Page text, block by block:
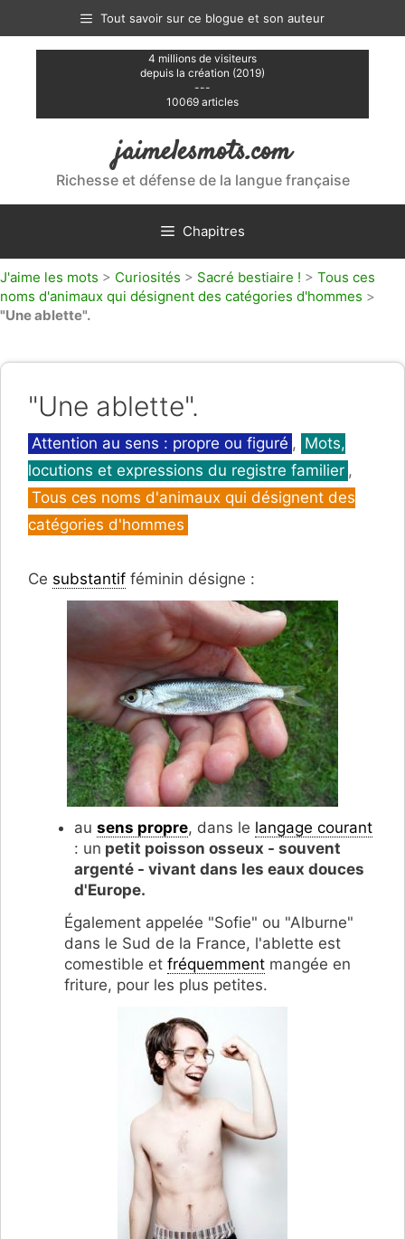
contenu
Tout savoir sur ce blogue et son auteur
4 millions de visiteurs
depuis la création (2019)
---
10069 articles
jaimelesmots.com
Richesse et défense de la langue française
Chapitres
J'aime les mots > Curiosités > Sacré bestiaire ! > Tous ces
noms d'animaux qui désignent des catégories d'hommes >
"Une ablette".
"Une ablette".
Catégories
Attention au sens : propre ou figuré , Mots,
locutions et expressions du registre familier ,
Tous ces noms d'animaux qui désignent des
catégories d'hommes
Ce substantif féminin désigne :
au sens propre, dans le langage courant
: un petit poisson osseux - souvent
argenté - vivant dans les eaux douces
d'Europe.
Également appelée "Sofie" ou "Alburne"
dans le Sud de la France, l'ablette est
comestible et fréquemment mangée en
friture, pour les plus petites.